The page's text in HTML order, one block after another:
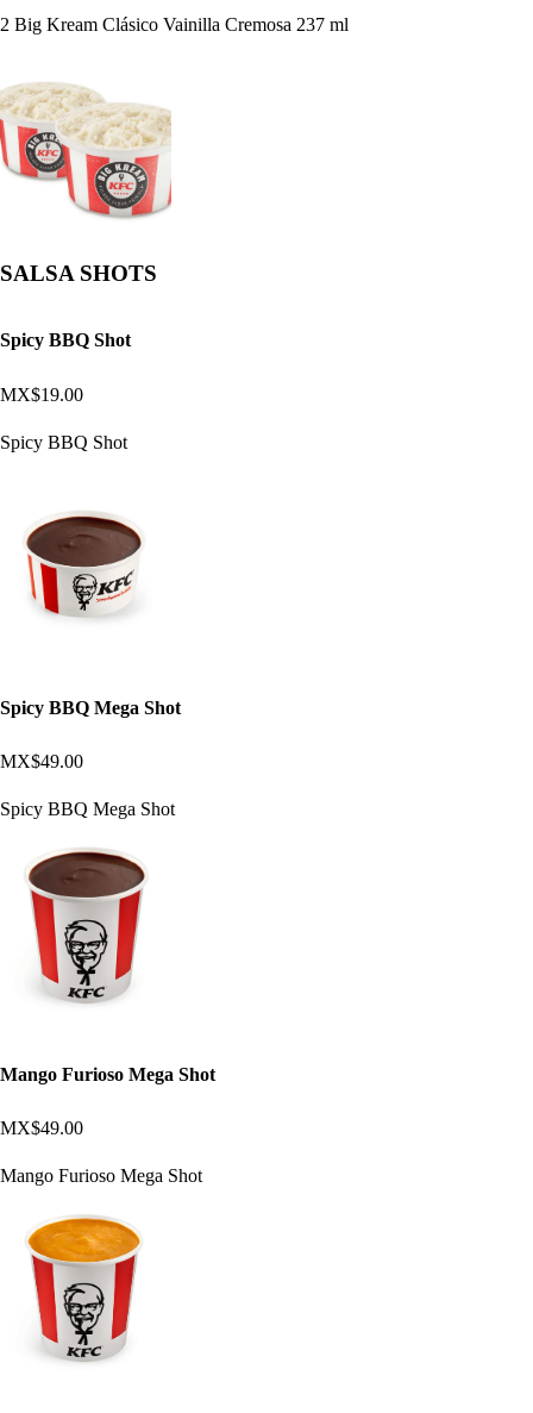
2 Big Kream Clásico Vainilla Cremosa 237 ml
SALSA SHOTS
Spicy BBQ Shot
MX$19.00
Spicy BBQ Shot
Spicy BBQ Mega Shot
MX$49.00
Spicy BBQ Mega Shot
Mango Furioso Mega Shot
MX$49.00
Mango Furioso Mega Shot